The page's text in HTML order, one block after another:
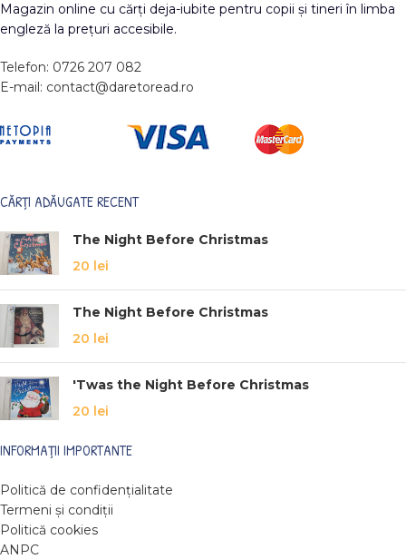
Magazin online cu cărți deja-iubite pentru copii și tineri în limba
engleză la prețuri accesibile.
Telefon: 0726 207 082
E-mail: contact@daretoread.ro
CĂRȚI ADĂUGATE RECENT
The Night Before Christmas
20 lei
The Night Before Christmas
20 lei
'Twas the Night Before Christmas
20 lei
INFORMAȚII IMPORTANTE
Politică de confidențialitate
Termeni și condiții
Politică cookies
ANPC